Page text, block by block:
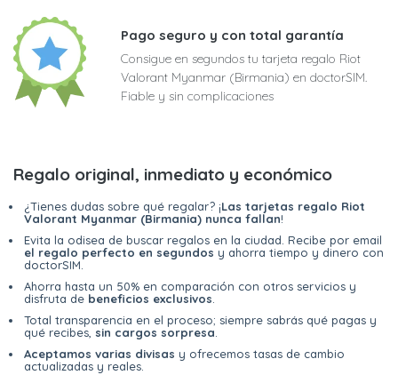
Pago seguro y con total garantía
Consigue en segundos tu tarjeta regalo Riot
Valorant Myanmar (Birmania) en doctorSIM.
Fiable y sin complicaciones
Regalo original, inmediato y económico
¿Tienes dudas sobre qué regalar? ¡Las tarjetas regalo Riot
Valorant Myanmar (Birmania) nunca fallan!
Evita la odisea de buscar regalos en la ciudad. Recibe por email
el regalo perfecto en segundos y ahorra tiempo y dinero con
doctorSIM.
Ahorra hasta un 50% en comparación con otros servicios y
disfruta de beneficios exclusivos
Total transparencia en el proceso; siempre sabrás qué pagas y
qué recibes, sin cargos sorpresa
Aceptamos varias divisas y ofrecemos tasas de cambio
actualizadas y reales.